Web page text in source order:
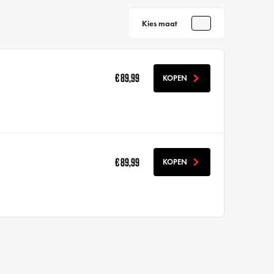
Kies maat
€ 89,99 KOPEN
€ 89,99 KOPEN